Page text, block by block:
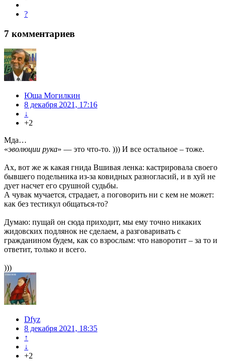
?
7 комментариев
Юша Могилкин
8 декабря 2021, 17:16
↓
+2
Мда…
«эволюции рука» — это что-то. ))) И все остальное – тоже.
Ах, вот же ж какая гнида Вшивая ленка: кастрировала своего
бывшего подельника из-за ковидных разногласий, и в хуй не
дует насчет его срушной судьбы.
А чувак мучается, страдает, а поговорить ни с кем не может:
как без тестикул общаться-то?
Думаю: пущай он сюда приходит, мы ему точно никаких
жидовских подлянок не сделаем, а разговаривать с
гражданином будем, как со взрослым: что наворотит – за то и
ответит, только и всего.
)))
Dfyz
8 декабря 2021, 18:35
↑
↓
+2